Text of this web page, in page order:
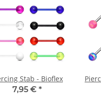
Stab - Bioflex
7,95 € *